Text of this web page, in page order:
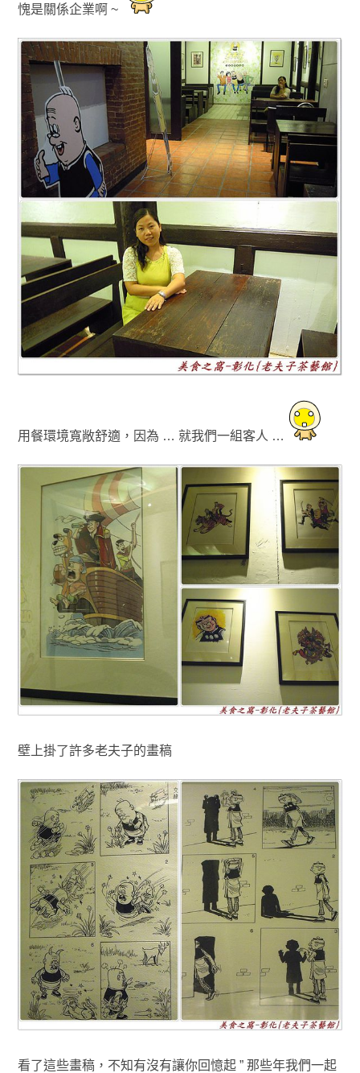
愧是關係企業啊 ~
用餐環境寬敞舒適，因為 … 就我們一組客人 …
壁上掛了許多老夫子的畫稿
看了這些畫稿，不知有沒有讓你回憶起 ” 那些年我們一起